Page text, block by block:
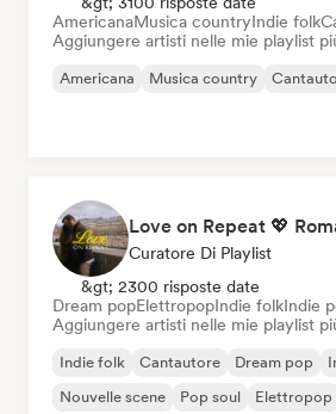
AmericanaMusica countryIndie folk
Aggiungere artisti nelle mie playlist
Americana Musica country
Curatore Di Playlist
&gt; 2300 risposte date
Dream popElettropopIndie folkIndie
Aggiungere artisti nelle mie playlist
Indie folk Cantautore Dream pop
Nouvelle scene
Pop soul Elettropop